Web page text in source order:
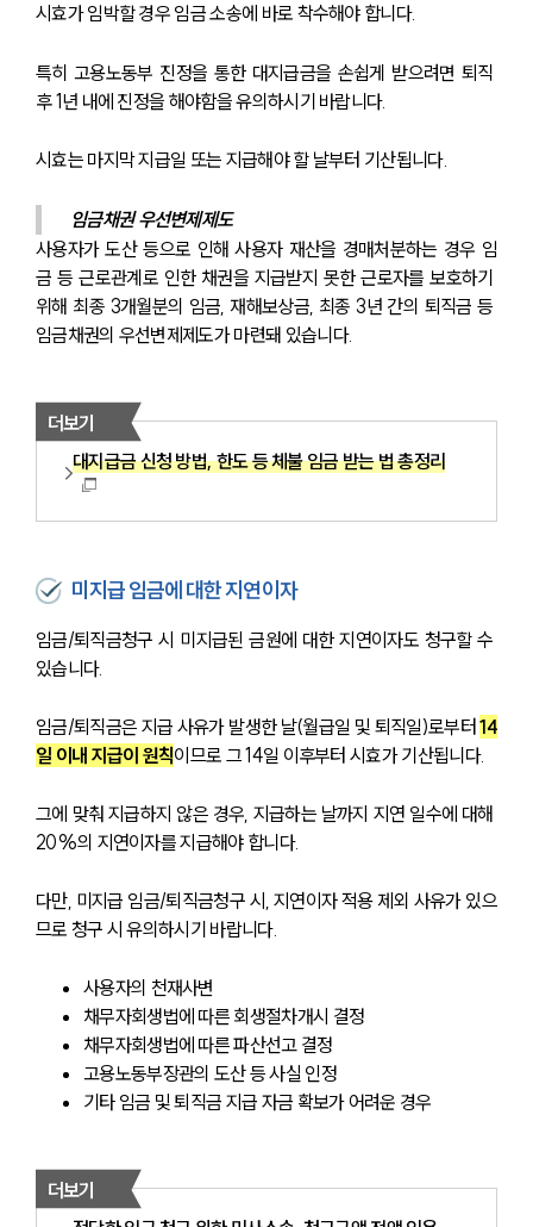
시효가 임박할 경우 임금 소송에 바로 착수해야 합니다.
특히 고용노동부 진정을 통한 대지급금을 손쉽게 받으려면 퇴직
후 1년 내에 진정을 해야함을 유의하시기 바랍니다.
시효는 마지막 지급일 또는 지급해야 할 날부터 기산됩니다.
임금채권 우선변제제도
사용자가 도산 등으로 인해 사용자 재산을 경매처분하는 경우 임
금 등 근로관계로 인한 채권을 지급받지 못한 근로자를 보호하기
위해 최종 3개월분의 임금, 재해보상금, 최종 3년 간의 퇴직금 등
임금채권의 우선변제제도가 마련돼 있습니다.
더보기
대지급금 신청 방법, 한도 등 체불 임금 받는 법 총정리
미지급 임금에 대한 지연이자
임금/퇴직금청구 시 미지급된 금원에 대한 지연이자도 청구할 수
있습니다.
임금/퇴직금은 지급 사유가 발생한 날(월급일 및 퇴직일)로부터 14
일 이내 지급이 원칙이므로 그 14일 이후부터 시효가 기산됩니다.
그에 맞춰 지급하지 않은 경우, 지급하는 날까지 지연 일수에 대해
20%의 지연이자를 지급해야 합니다.
다만, 미지급 임금/퇴직금청구 시, 지연이자 적용 제외 사유가 있으
므로 청구 시 유의하시기 바랍니다.
사용자의 천재사변
채무자회생법에 따른 회생절차개시 결정
채무자회생법에 따른 파산선고 결정
고용노동부장관의 도산 등 사실 인정
기타 임금 및 퇴직금 지급 자금 확보가 어려운 경우
더보기